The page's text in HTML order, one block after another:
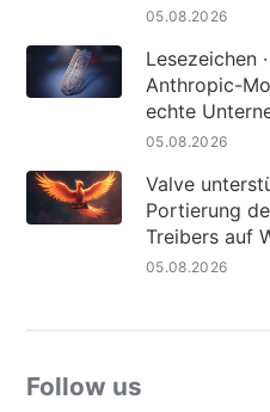
05.08.2026
Lesezeichen
Anthropic-
echte
05.08.2026
Valve
Portierung
Treibers auf
05.08.2026
Follow us